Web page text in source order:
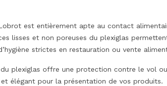
est entièrement apte au contact
lisses et non poreuses du plexiglas
strictes en restauration ou vente
plexiglas offre une protection contre le vol
élégant pour la présentation de vos produits.